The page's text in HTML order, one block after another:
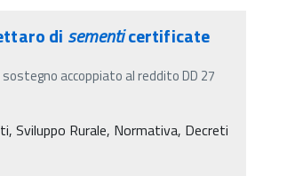
di sementicertificate
accoppiato al reddito DD 27
Sviluppo Rurale, Normativa, Decreti